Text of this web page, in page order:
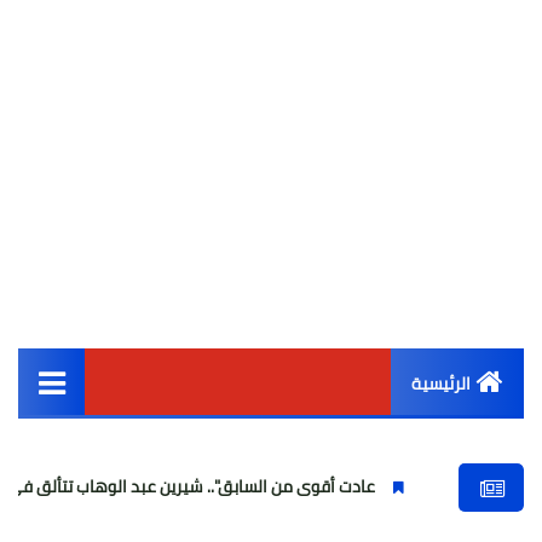
الرئيسية
أخبار مصر
عادت أقوى من السابق".. شيرين عبد الوهاب تتألق في أولى حفلاتها بعد